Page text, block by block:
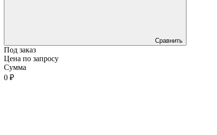
Сравнить
Под заказ
Цена по запросу
Сумма
0 ₽